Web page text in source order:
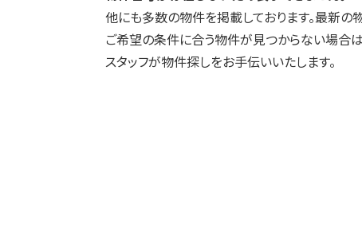
他にも多数の物件を掲載しております。最新の
ご希望の条件に合う物件が見つからない場合は
スタッフが物件探しをお手伝いいたします。